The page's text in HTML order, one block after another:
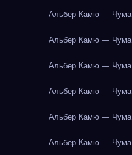
Альбер Камю — Чума
Альбер Камю — Чума
Альбер Камю — Чума
Альбер Камю — Чума
Альбер Камю — Чума
Альбер Камю — Чума